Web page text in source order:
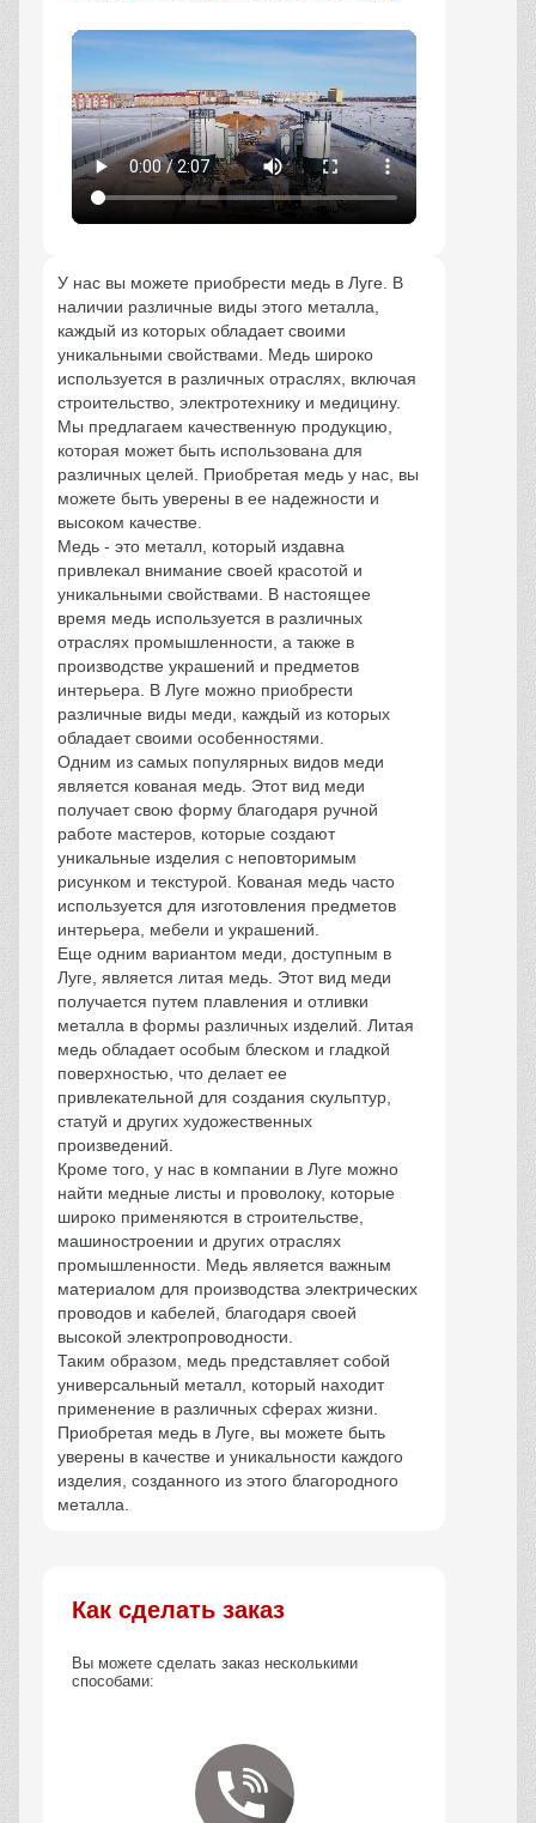
У нас вы можете приобрести медь в Луге. В
наличии различные виды этого металла,
каждый из которых обладает своими
уникальными свойствами. Медь широко
используется в различных отраслях, включая
строительство, электротехнику и медицину.
Мы предлагаем качественную продукцию,
которая может быть использована для
различных целей. Приобретая медь у нас, вы
можете быть уверены в ее надежности и
высоком качестве.
Медь - это металл, который издавна
привлекал внимание своей красотой и
уникальными свойствами. В настоящее
время медь используется в различных
отраслях промышленности, а также в
производстве украшений и предметов
интерьера. В Луге можно приобрести
различные виды меди, каждый из которых
обладает своими особенностями.
Одним из самых популярных видов меди
является кованая медь. Этот вид меди
получает свою форму благодаря ручной
работе мастеров, которые создают
уникальные изделия с неповторимым
рисунком и текстурой. Кованая медь часто
используется для изготовления предметов
интерьера, мебели и украшений.
Еще одним вариантом меди, доступным в
Луге, является литая медь. Этот вид меди
получается путем плавления и отливки
металла в формы различных изделий. Литая
медь обладает особым блеском и гладкой
поверхностью, что делает ее
привлекательной для создания скульптур,
статуй и других художественных
произведений.
Кроме того, у нас в компании в Луге можно
найти медные листы и проволоку, которые
широко применяются в строительстве,
машиностроении и других отраслях
промышленности. Медь является важным
материалом для производства электрических
проводов и кабелей, благодаря своей
высокой электропроводности.
Таким образом, медь представляет собой
универсальный металл, который находит
применение в различных сферах жизни.
Приобретая медь в Луге, вы можете быть
уверены в качестве и уникальности каждого
изделия, созданного из этого благородного
металла.
Как сделать заказ
Вы можете сделать заказ несколькими
способами: